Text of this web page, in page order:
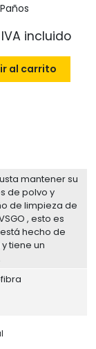
Paños
IVA incluido
al carrito
mantener su
de polvo y
de limpieza de
, esto es
hecho de
tiene un